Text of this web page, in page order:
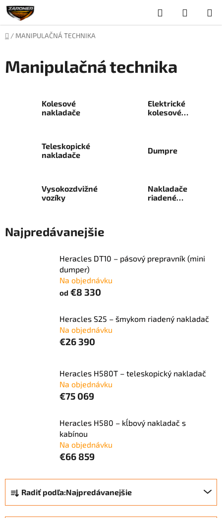
Prejsť
na
obsah
Hľadať
KOŠÍK
Domov
/ MANIPULAČNÁ TECHNIKA
Manipulačná technika
Kolesové
nakladače
Elektrické
kolesové
Teleskopické
nakladače
Dumpre
Vysokozdvižné
vozíky
Nakladače
riadené
Najpredávanejšie
Heracles DT10 – pásový prepravník (mini
dumper)
Na objednávku
od €8 330
Heracles S25 – šmykom riadený nakladač
Na objednávku
€26 390
Heracles H580T – teleskopický nakladač
Na objednávku
€75 069
Heracles H580 – kĺbový nakladač s
kabínou
Na objednávku
€66 859
R
a
d
Radiť podľa:Najpredávanejšie